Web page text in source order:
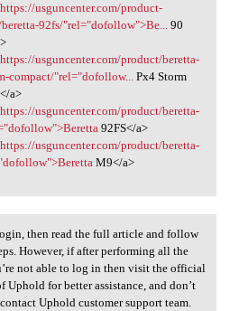
https://usguncenter.com/product-
92fs/"rel="dofollow">Be...90
https://usguncenter.com/product/beretta-
compact/"rel="dofollow...Px4 Storm
a>
https://usguncenter.com/product/beretta-
92FS</a>
https://usguncenter.com/product/beretta-
M9</a>
then read the
then read the full article and follow
However, if after performing all the
not able to log in then visit the official
Uphold for better assistance, and don’t
Uphold customer support team.